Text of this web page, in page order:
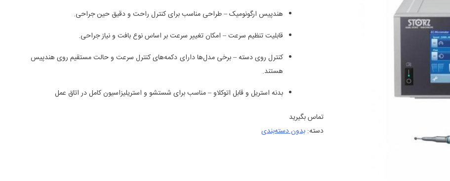
هندپیس ارگونومیک – طراحی مناسب برای کنترل راحت و دقیق حین جراحی.
قابلیت تنظیم سرعت – امکان تغییر سرعت بر اساس نوع بافت و نیاز جراحی.
کنترل روی دسته – برخی مدل‌ها دارای دکمه‌های کنترل سرعت و حالت مستقیم روی هندپیس
هستند.
بدنه استریل و قابل اتوکلاو – مناسب برای شستشو و استریلیزاسیون کامل در اتاق عمل
تماس بگیرید
دسته:بدون دسته‌بندی